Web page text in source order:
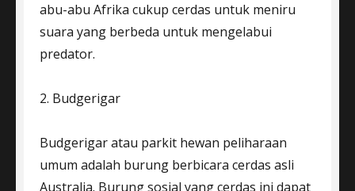
abu-abu Afrika cukup cerdas untuk meniru
suara yang berbeda untuk mengelabui
predator.
2. Budgerigar
Budgerigar atau parkit hewan peliharaan
umum adalah burung berbicara cerdas asli
Australia. Burung sosial yang cerdas ini dapat